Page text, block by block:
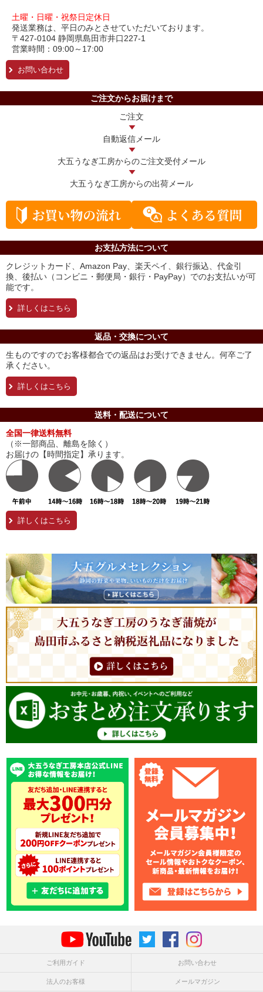
土曜・日曜・祝祭日定休日
発送業務は、平日のみとさせていただいております。
〒427-0104 静岡県島田市井口227-1
営業時間：09:00～17:00
お問い合わせ
ご注文からお届けまで
ご注文
自動返信メール
大五うなぎ工房からのご注文受付メール
大五うなぎ工房からの出荷メール
お支払方法について
クレジットカード、Amazon Pay、楽天ペイ、銀行振込、代金引
換、後払い（コンビニ・郵便局・銀行・PayPay）でのお支払いが可
能です。
詳しくはこちら
返品・交換について
生ものですのでお客様都合での返品はお受けできません。何卒ご了
承ください。
詳しくはこちら
送料・配送について
全国一律送料無料
（※一部商品、離島を除く）
お届けの【時間指定】承ります。
詳しくはこちら
ご利用ガイド お問い合わせ
法人のお客様 メールマガジン